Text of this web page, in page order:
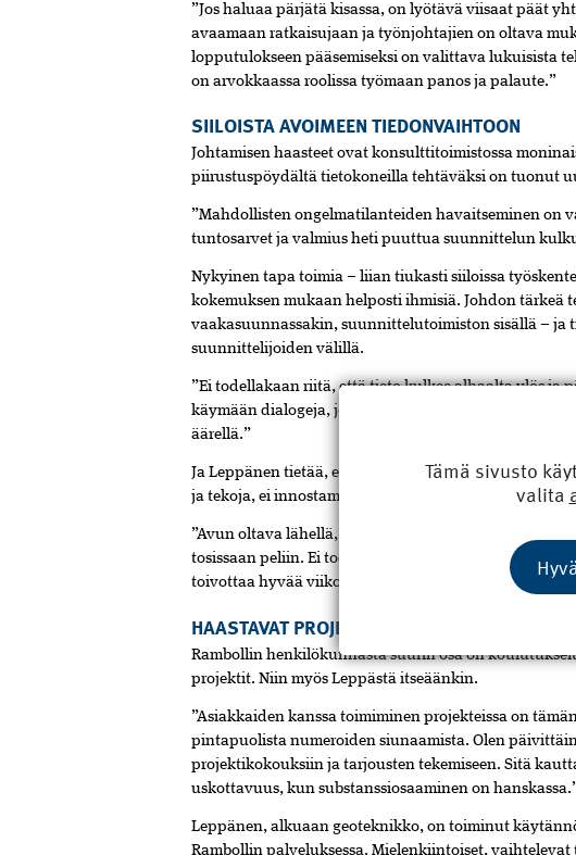
”Jos haluaa pärjätä kisassa, on lyötävä viisaat päät
avaamaan ratkaisujaan ja työnjohtajien on oltava
lopputulokseen pääsemiseksi on valittava lukuisista
on arvokkaassa roolissa työmaan panos ja palaute.”
SIILOISTA AVOIMEEN TIEDONVAIHTOON
Johtamisen haasteet ovat konsulttitoimistossa
piirustuspöydältä tietokoneilla tehtäväksi on tuonut
”Mahdollisten ongelmatilanteiden havaitseminen on
tuntosarvet ja valmius heti puuttua suunnittelun
Nykyinen tapa toimia – liian tiukasti siiloissa
kokemuksen mukaan helposti ihmisiä. Johdon tärkeä
vaakasuunnassakin, suunnittelutoimiston sisällä – ja
suunnittelijoiden välillä.
”Ei todellakaan riitä, että tieto kulkee alhaalta ylös ja
käymään dialogeja, jotta tieto olisi paremmin
äärellä.”
Ja Leppänen tietää, että innostuminen ei synny
ja tekoja, ei innostaminen pitkälle vie. Pomojen pitää
”Avun oltava lähellä, ja kun sitä tarjoat, sitä on oltava
tosissaan peliin. Ei todellakaan riitä, että perjantaisin
toivottaa hyvää viikonloppua!”
HAASTAVAT PROJEKTIT INNOSTAVAT
Rambollin henkilökunnasta suurin osa on
projektit. Niin myös Leppästä itseäänkin.
”Asiakkaiden kanssa toimiminen projekteissa on
pintapuolista numeroiden siunaamista. Olen
projektikokouksiin ja tarjousten tekemiseen. Sitä
uskottavuus, kun substanssiosaaminen on
Leppänen, alkuaan geoteknikko, on toiminut
Rambollin palveluksessa. Mielenkiintoiset,
Tämä sivusto
valita